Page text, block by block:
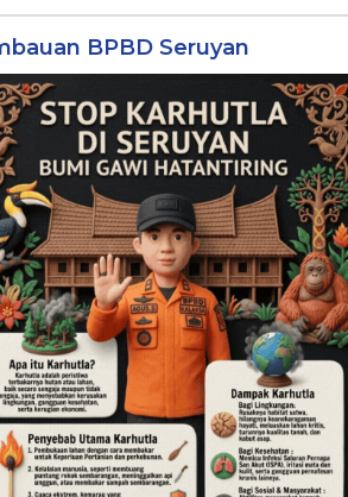
BPBD Seruyan